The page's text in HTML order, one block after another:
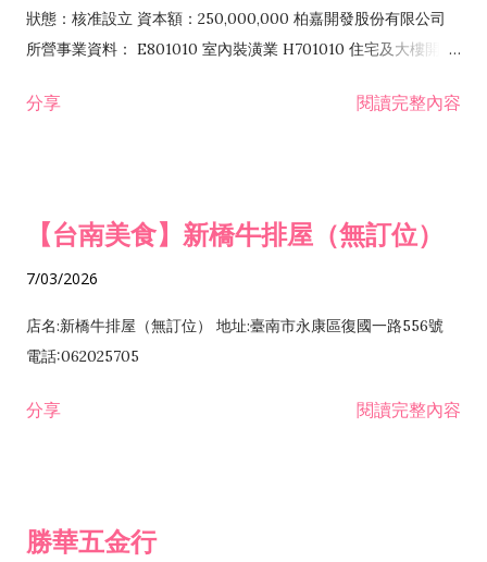
狀態：核准設立 資本額：250,000,000 柏嘉開發股份有限公司
所營事業資料： E801010 室內裝潢業 H701010 住宅及大樓開發
發業 H703090 不動產買賣業 H703100 不動產租賃業 I503010
分享 閱讀完整內容
【台南美食】新橋牛排屋（無訂位）
7/03/2026
店名:新橋牛排屋（無訂位） 地址:臺南市永康區復國一路556號
電話:062025705
分享 閱讀完整內容
勝華五金行